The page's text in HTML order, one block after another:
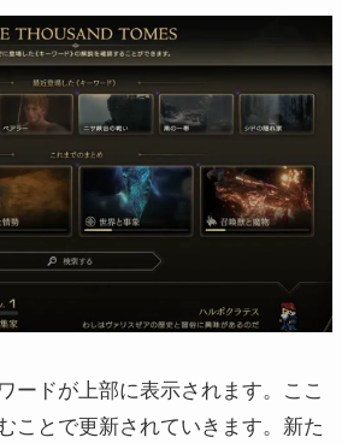
ードが上部に表示されます。ここ
ことで更新されていきます。新た